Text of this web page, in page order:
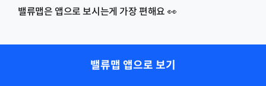
밸류맵은 앱으로 보시는게 가장 편해요 👀
밸류맵 앱으로 보기